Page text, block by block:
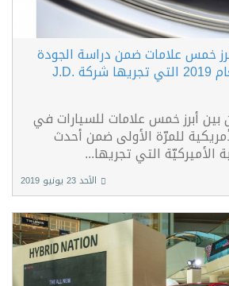
خمس علامات ضمن دراسة الجودة
الأولية الأميركيّة لعام 2019 التي تجريها شركة J.D.
أبرز خمس علامات للسيارات في
للمرّة الأولى ضمن أحدث
الأميركيّة التي تجريها...
الأحد 23 يونيو 2019